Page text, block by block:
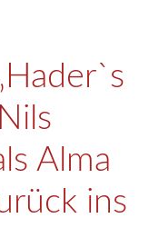
Alma
ins